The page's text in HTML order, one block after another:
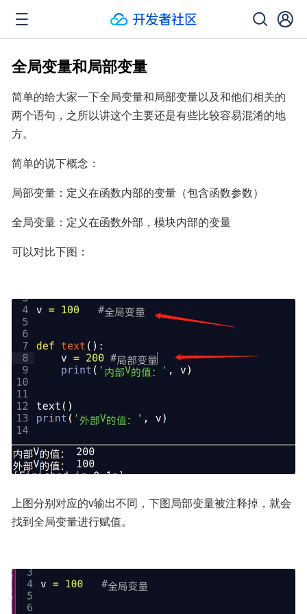
全局变量和局部变量
简单的给大家一下全局变量和局部变量以及和他们相关的
两个语句，之所以讲这个主要还是有些比较容易混淆的地
方。
简单的说下概念：
局部变量：定义在函数内部的变量（包含函数参数）
全局变量：定义在函数外部，模块内部的变量
可以对比下图：
上图分别对应的v输出不同，下图局部变量被注释掉，就会
找到全局变量进行赋值。